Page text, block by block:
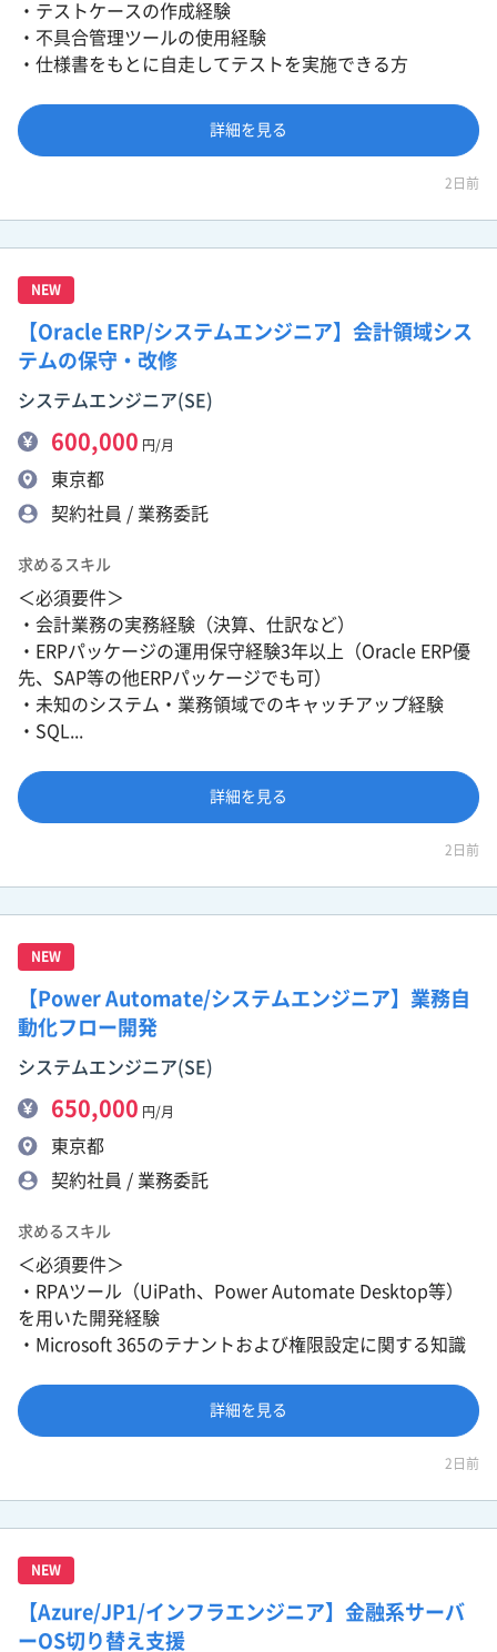
・テストケースの作成経験
・不具合管理ツールの使用経験
・仕様書をもとに自走してテストを実施できる方
詳細を見る
2日前
NEW
【Oracle ERP/システムエンジニア】会計領域シス
テムの保守・改修
システムエンジニア(SE)
600,000 円/月
東京都
契約社員 / 業務委託
求めるスキル
＜必須要件＞
・会計業務の実務経験（決算、仕訳など）
・ERPパッケージの運用保守経験3年以上（Oracle ERP優
先、SAP等の他ERPパッケージでも可）
・未知のシステム・業務領域でのキャッチアップ経験
・SQL...
詳細を見る
2日前
NEW
【Power Automate/システムエンジニア】業務自
動化フロー開発
システムエンジニア(SE)
650,000 円/月
東京都
契約社員 / 業務委託
求めるスキル
＜必須要件＞
・RPAツール（UiPath、Power Automate Desktop等）
を用いた開発経験
・Microsoft 365のテナントおよび権限設定に関する知識
詳細を見る
2日前
NEW
【Azure/JP1/インフラエンジニア】金融系サーバ
ーOS切り替え支援